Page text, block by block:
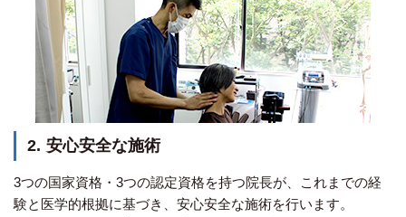
2. 安心安全な施術
3つの国家資格・3つの認定資格を持つ院長が、これまでの経
験と医学的根拠に基づき、安心安全な施術を行います。